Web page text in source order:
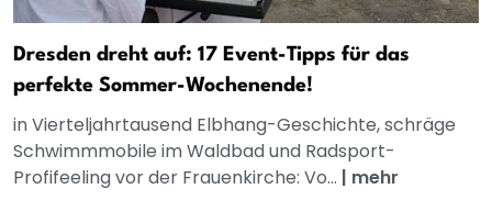
Dresden dreht auf: 17 Event-Tipps für das
perfekte Sommer-Wochenende!
in Vierteljahrtausend Elbhang-Geschichte, schräge
Schwimmmobile im Waldbad und Radsport-
Profifeeling vor der Frauenkirche: Vo... | mehr